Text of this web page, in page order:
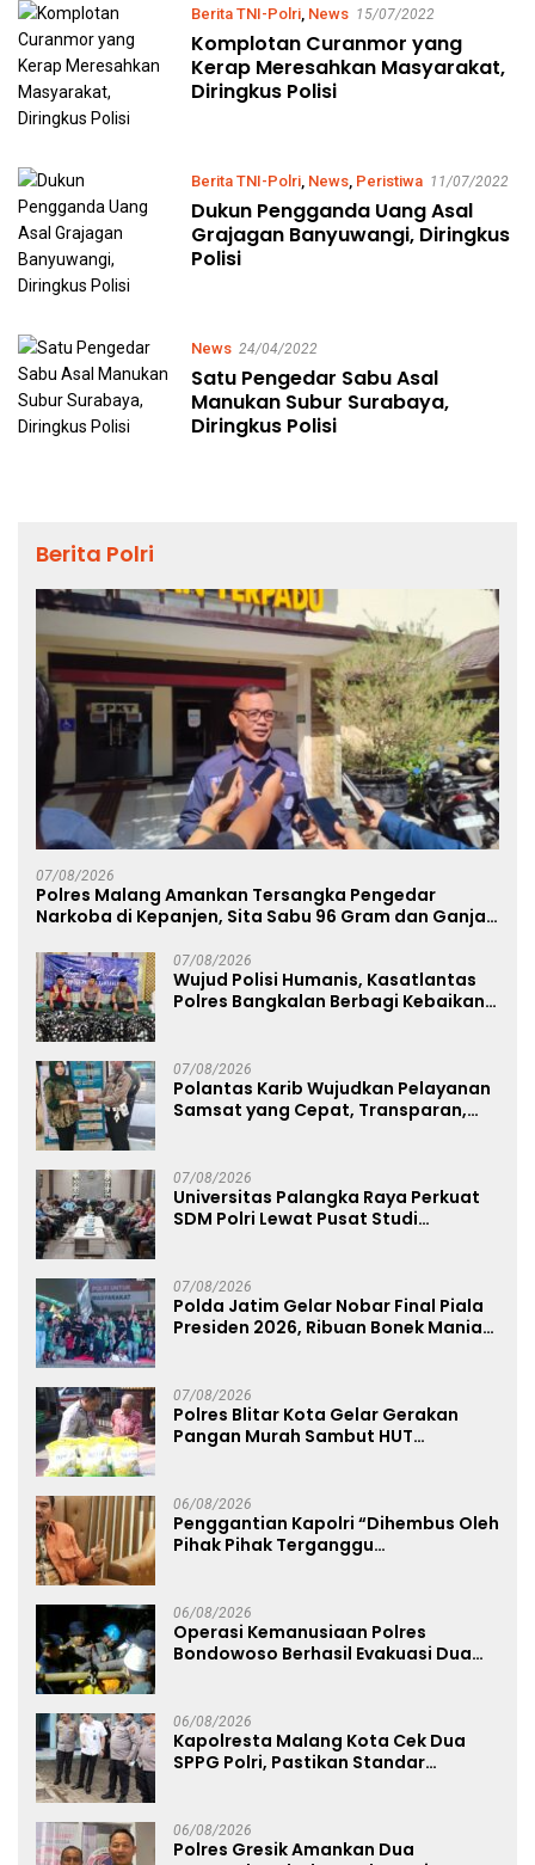
Berita TNI-Polri, News 15/07/2022
Komplotan Curanmor yang
Kerap Meresahkan Masyarakat,
Diringkus Polisi
Berita TNI-Polri, News, Peristiwa 11/07/2022
Dukun Pengganda Uang Asal
Grajagan Banyuwangi, Diringkus
Polisi
News 24/04/2022
Satu Pengedar Sabu Asal
Manukan Subur Surabaya,
Diringkus Polisi
Berita Polri
07/08/2026
Polres Malang Amankan Tersangka Pengedar
Narkoba di Kepanjen, Sita Sabu 96 Gram dan Ganja
07/08/2026
Wujud Polisi Humanis, Kasatlantas
Polres Bangkalan Berbagi Kebaikan
07/08/2026
Polantas Karib Wujudkan Pelayanan
Samsat yang Cepat, Transparan,
07/08/2026
Universitas Palangka Raya Perkuat
SDM Polri Lewat Pusat Studi
07/08/2026
Polda Jatim Gelar Nobar Final Piala
Presiden 2026, Ribuan Bonek Mania
07/08/2026
Polres Blitar Kota Gelar Gerakan
Pangan Murah Sambut HUT
06/08/2026
Penggantian Kapolri “Dihembus Oleh
Pihak Pihak Terganggu
06/08/2026
Operasi Kemanusiaan Polres
Bondowoso Berhasil Evakuasi Dua
06/08/2026
Kapolresta Malang Kota Cek Dua
SPPG Polri, Pastikan Standar
06/08/2026
Polres Gresik Amankan Dua